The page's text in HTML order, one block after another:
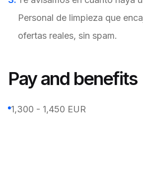
Personal de limpieza que
ofertas reales, sin spam.
Pay and benefits
1,300 - 1,450 EUR